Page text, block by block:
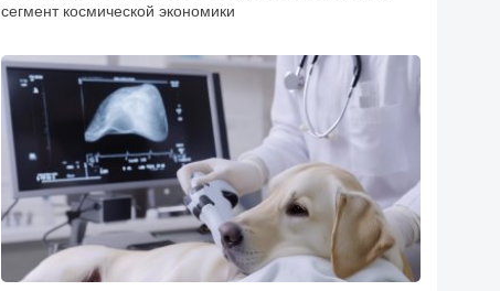
сегмент космической экономики